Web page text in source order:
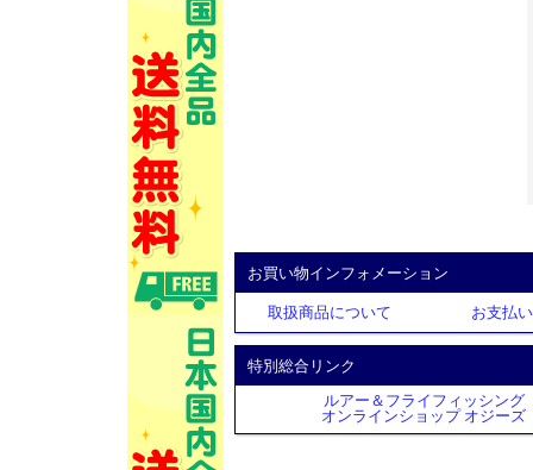
お買い物インフォメーション
取扱商品について お支払
特別総合リンク
ルアー＆フライフィッシング
オンラインショップ オジーズ